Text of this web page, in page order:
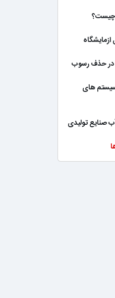
چیست؟
در حذف رسوب
های
صنایع تولیدی